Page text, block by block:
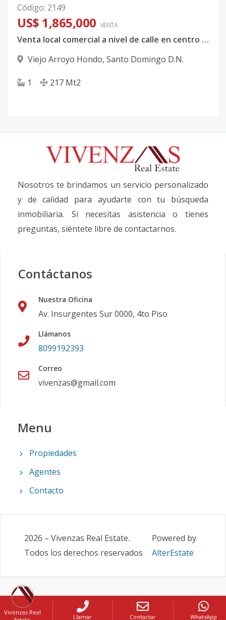
Código: 2149
US$ 1,865,000 VENTA
Venta local comercial a nivel de calle en centro comercial Santo Domiingo l
Viejo Arroyo Hondo, Santo Domingo D.N.
1 217 Mt2
Vivenzas Real
Llamar Contactar WhatsApp
Nosotros te brindamos un servicio personalizado
y de calidad para ayudarte con tu búsqueda
inmobiliaria. Si necesitas asistencia o tienes
preguntas, siéntete libre de contactarnos.
Contáctanos
Nuestra Oficina
Av. Insurgentes Sur 0000, 4to Piso
Llámanos
8099192393
Correo
vivenzas@gmail.com
Menu
Propiedades
Agentes
Contacto
2026 – Vivenzas Real Estate.
Todos los derechos reservados
Powered by
AlterEstate